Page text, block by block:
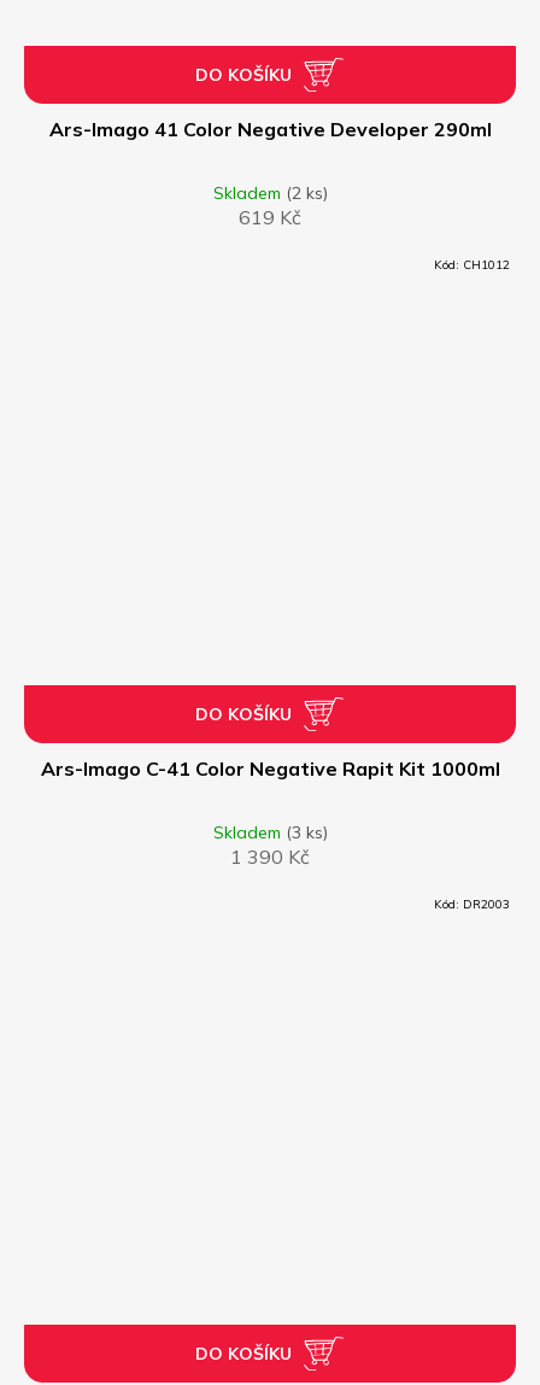
Ars-Imago 41 Color Negative Developer 290ml
Skladem (2 ks)
619 Kč
DO KOŠÍKU
Ars-Imago C-41 Color Negative Rapit Kit 1000ml
Skladem (3 ks)
1 390 Kč
DO KOŠÍKU
Kód: CH1012
DO KOŠÍKU
Kód: DR2003